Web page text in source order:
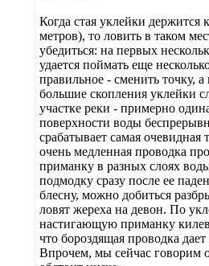
Когда стая уклейки держится
метров), то ловить в таком
убедиться: на первых
удается поймать еще
правильное - сменить точку, а
большие скопления уклейки
участке реки - примерно
поверхности воды
срабатывает самая очевидная
очень медленная проводка
приманку в разных слоях
подмодку сразу после ее
блесну, можно добиться
ловят жереха на девон. По
настигающую приманку
что бороздящая проводка
Впрочем, мы сейчас говорим